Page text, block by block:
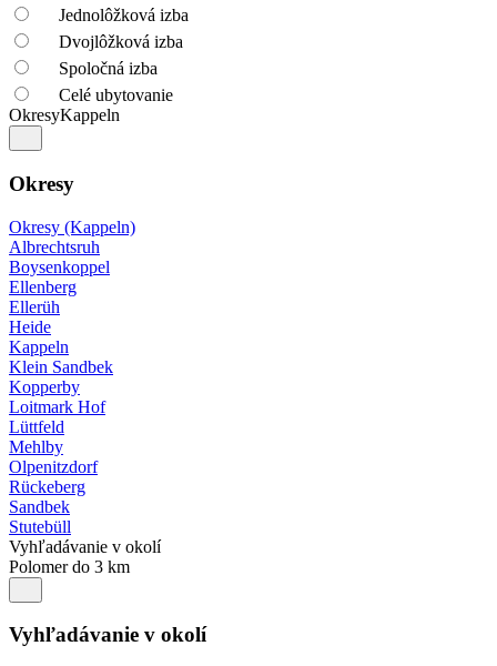
Jednolôžková izba
Dvojlôžková izba
Spoločná izba
Celé ubytovanie
OkresyKappeln
Okresy
Okresy (Kappeln)
Albrechtsruh
Boysenkoppel
Ellenberg
Ellerüh
Heide
Kappeln
Klein Sandbek
Kopperby
Loitmark Hof
Lüttfeld
Mehlby
Olpenitzdorf
Rückeberg
Sandbek
Stutebüll
Vyhľadávanie v okolí
Polomer do 3 km
Vyhľadávanie v okolí